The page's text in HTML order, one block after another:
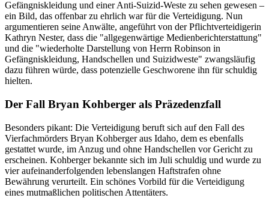
Gefängniskleidung und einer Anti-Suizid-Weste zu sehen gewesen –
ein Bild, das offenbar zu ehrlich war für die Verteidigung. Nun
argumentieren seine Anwälte, angeführt von der Pflichtverteidigerin
Kathryn Nester, dass die "allgegenwärtige Medienberichterstattung"
und die "wiederholte Darstellung von Herrn Robinson in
Gefängniskleidung, Handschellen und Suizidweste" zwangsläufig
dazu führen würde, dass potenzielle Geschworene ihn für schuldig
hielten.
Der Fall Bryan Kohberger als Präzedenzfall
Besonders pikant: Die Verteidigung beruft sich auf den Fall des
Vierfachmörders Bryan Kohberger aus Idaho, dem es ebenfalls
gestattet wurde, im Anzug und ohne Handschellen vor Gericht zu
erscheinen. Kohberger bekannte sich im Juli schuldig und wurde zu
vier aufeinanderfolgenden lebenslangen Haftstrafen ohne
Bewährung verurteilt. Ein schönes Vorbild für die Verteidigung
eines mutmaßlichen politischen Attentäters.